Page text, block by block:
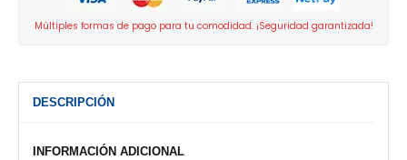
Múltiples formas de pago para tu comodidad. ¡Seguridad garantizada!
DESCRIPCIÓN
INFORMACIÓN ADICIONAL